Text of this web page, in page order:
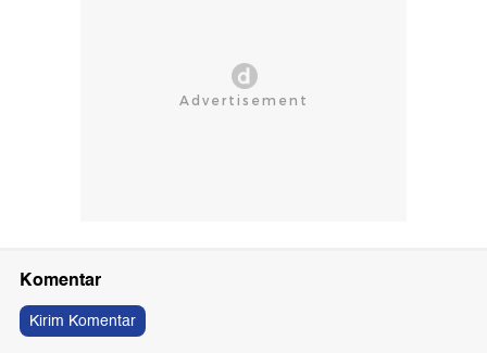
Komentar
Kirim Komentar